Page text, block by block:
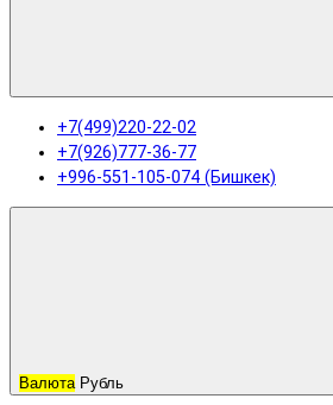
+7(499)220-22-02
+7(926)777-36-77
+996-551-105-074 (Бишкек)
Валюта Рубль